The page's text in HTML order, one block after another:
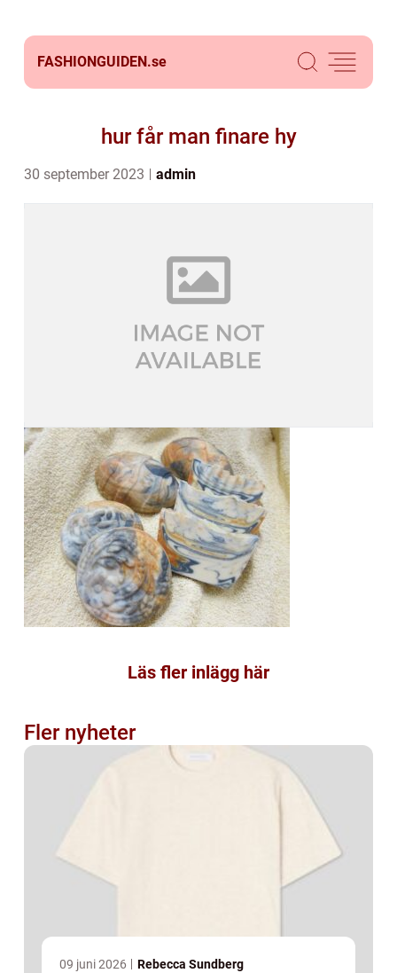
FASHIONGUIDEN.se
hur får man finare hy
30 september 2023 admin
Läs fler inlägg här
Fler nyheter
09 juni 2026 Rebecca Sundberg